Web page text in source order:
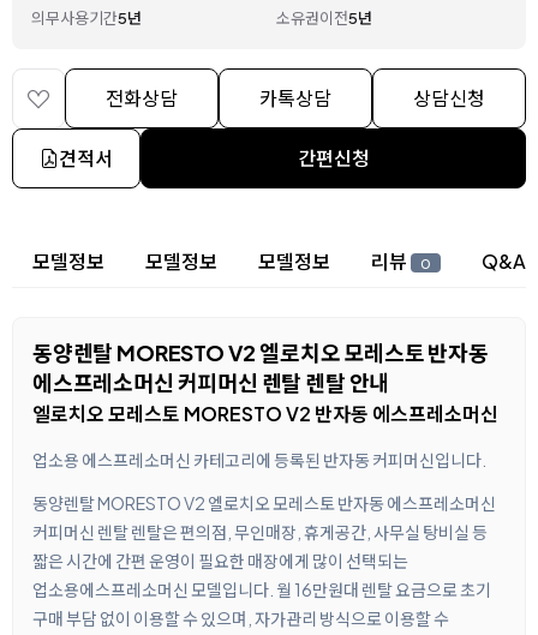
의무사용기간5년 소유권이전5년
전화상담 카톡상담 상담신청
견적서 간편신청
상세 정보
모델정보 모델정보 모델정보 리뷰 0 Q&A
동양렌탈 MORESTO V2 엘로치오 모레스토 반자동
에스프레소머신 커피머신 렌탈 렌탈 안내
엘로치오 모레스토 MORESTO V2 반자동 에스프레소머신
업소용 에스프레소머신 카테고리에 등록된 반자동 커피머신입니다.
동양렌탈 MORESTO V2 엘로치오 모레스토 반자동 에스프레소머신
커피머신 렌탈 렌탈은 편의점, 무인매장, 휴게공간, 사무실 탕비실 등
짧은 시간에 간편 운영이 필요한 매장에게 많이 선택되는
업소용에스프레소머신 모델입니다. 월 16만원대 렌탈 요금으로 초기
구매 부담 없이 이용할 수 있으며, 자가관리 방식으로 이용할 수